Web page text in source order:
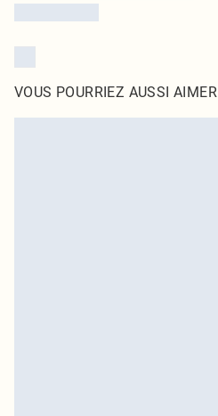
VOUS POURRIEZ AUSSI AIMER